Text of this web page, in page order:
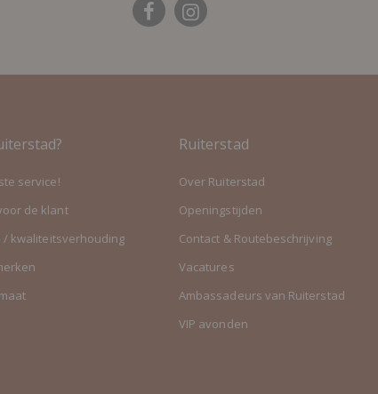
service!
de klant
/ kwaliteitsverhouding
Ruiterstad
Over Ruiterstad
Openingstijden
Contact & Routebeschrijving
Vacatures
Ambassadeurs van Ruiterstad
VIP avonden